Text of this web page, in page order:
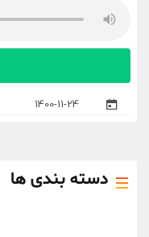
دسته بندی ها
1400-11-24